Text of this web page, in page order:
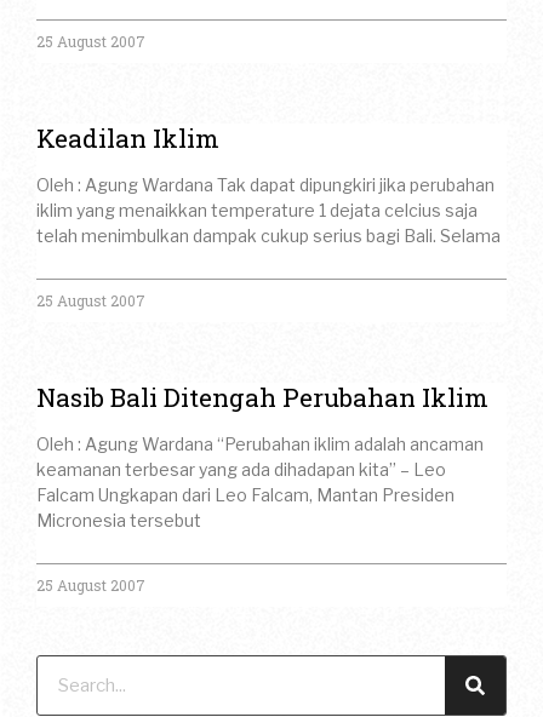
25 August 2007
Keadilan Iklim
Oleh : Agung Wardana Tak dapat dipungkiri jika perubahan
iklim yang menaikkan temperature 1 dejata celcius saja
telah menimbulkan dampak cukup serius bagi Bali. Selama
25 August 2007
Nasib Bali Ditengah Perubahan Iklim
Oleh : Agung Wardana “Perubahan iklim adalah ancaman
keamanan terbesar yang ada dihadapan kita” – Leo
Falcam Ungkapan dari Leo Falcam, Mantan Presiden
Micronesia tersebut
25 August 2007